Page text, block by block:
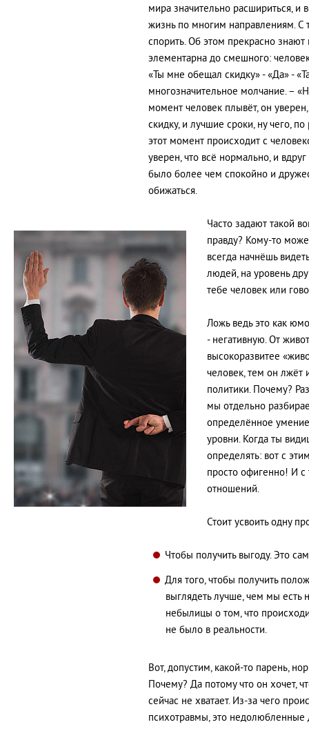
мира значительно расшириться,
жизнь по многим направлениям.
спорить. Об этом прекрасно
элементарна до смешного:
«Ты мне обещал скидку» - «Да» -
многозначительное молчание. –
момент человек плывёт, он
скидку, и лучшие сроки, ну чего,
этот момент происходит с
уверен, что всё нормально, и
было более чем спокойно и
обижаться.
Часто задают такой
правду? Кому-то
всегда начнёшь
людей, на уровень
тебе человек или
Ложь ведь это как
- негативную. От
высокоразвитее
человек, тем он лжёт
политики. Почему?
мы отдельно
определённое
уровни. Когда ты
определять: вот с
просто офигенно! И с
отношений.
Стоит усвоить одну
Чтобы получить выгоду. Это
Для того, чтобы получить
выглядеть лучше, чем мы
небылицы о том, что
не было в реальности.
Вот, допустим, какой-то парень,
Почему? Да потому что он хочет,
сейчас не хватает. Из-за чего
психотравмы, это недолюбленные